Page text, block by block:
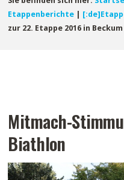
Etappenberichte |
zur 22. Etappe 2016 in Beckum
Mitmach-
Biathlon